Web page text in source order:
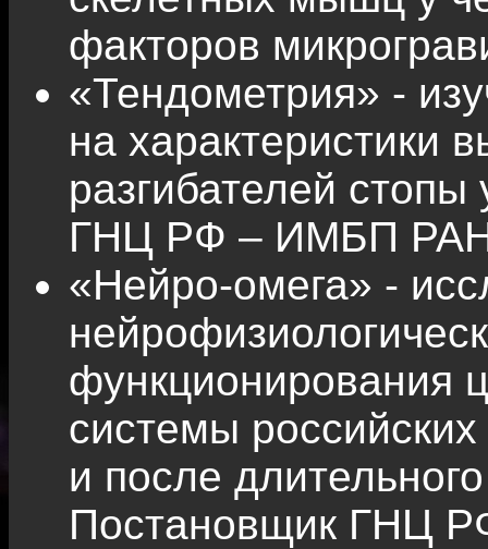
факторов
«Тендометрия» -
на характеристики
разгибателей
ГНЦ РФ – ИМБП
«Нейро-омега» -
функционирования
системы
и после
Постановщик ГНЦ